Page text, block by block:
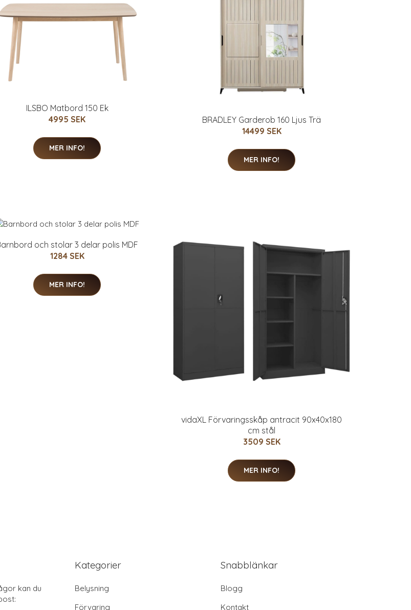
ILSBO Matbord 150 Ek
4995 SEK
MER INFO!
BRADLEY Garderob 160 Ljus Trä
14499 SEK
MER INFO!
och stolar 3 delar polis MDF
1284 SEK
MER INFO!
vidaXL Förvaringsskåp antracit 90x40x180
cm stål
3509 SEK
MER INFO!
kan du
Kategorier
Belysning
Förvaring
Snabblänkar
Blogg
Kontakt